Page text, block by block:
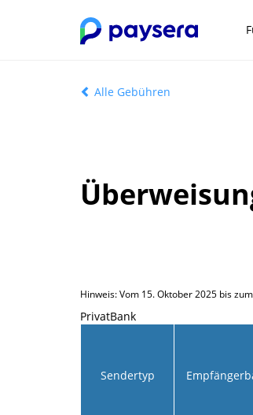
Alle Gebühren
Hinweis: Vom 15. Oktober 2025 bis
PrivatBank
Sendertyp